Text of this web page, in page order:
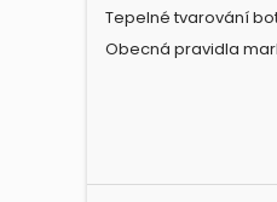
Tepelné tvarování
Obecná pravidla